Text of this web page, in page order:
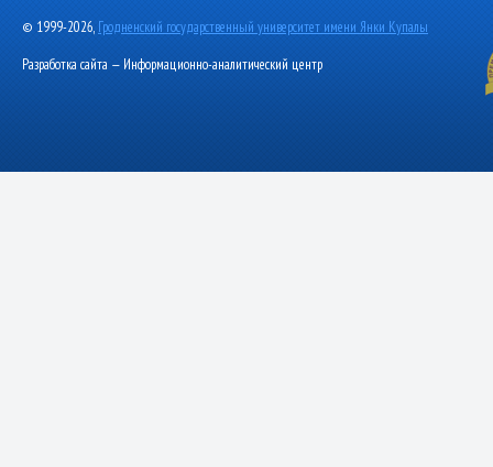
© 1999-2026, Гродненский государственный университет имени Янки Купалы
Разработка сайта — Информационно-аналитический центр